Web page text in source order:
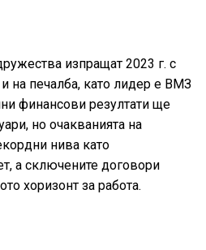
изпращат 2023 г. с
на печалба, като лидер е ВМЗ
финансови резултати ще
но очакванията на
нива като
а сключените договори
хоризонт за работа.